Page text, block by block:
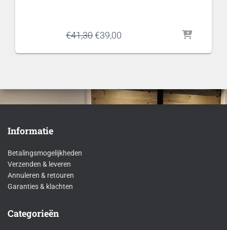
€41,30Oorspronkelijke
was:
€39,00
is:
Informatie
Betalingsmogelijkheden
Verzenden & leveren
Annuleren & retouren
Garanties & klachten
Categorieën